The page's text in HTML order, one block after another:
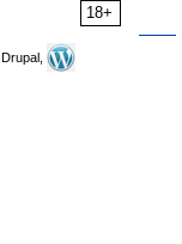
18+
Drupal,